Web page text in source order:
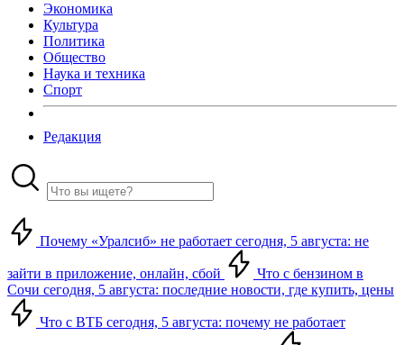
Экономика
Культура
Политика
Общество
Наука и техника
Спорт
Редакция
Почему «Уралсиб» не работает сегодня, 5 августа: не
зайти в приложение, онлайн, сбой
Что с бензином в
Сочи сегодня, 5 августа: последние новости, где купить, цены
Что с ВТБ сегодня, 5 августа: почему не работает